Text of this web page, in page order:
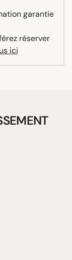
garantie
réserver
ici